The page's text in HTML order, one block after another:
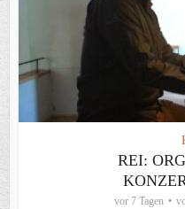
REI:
vor 7 Tagen